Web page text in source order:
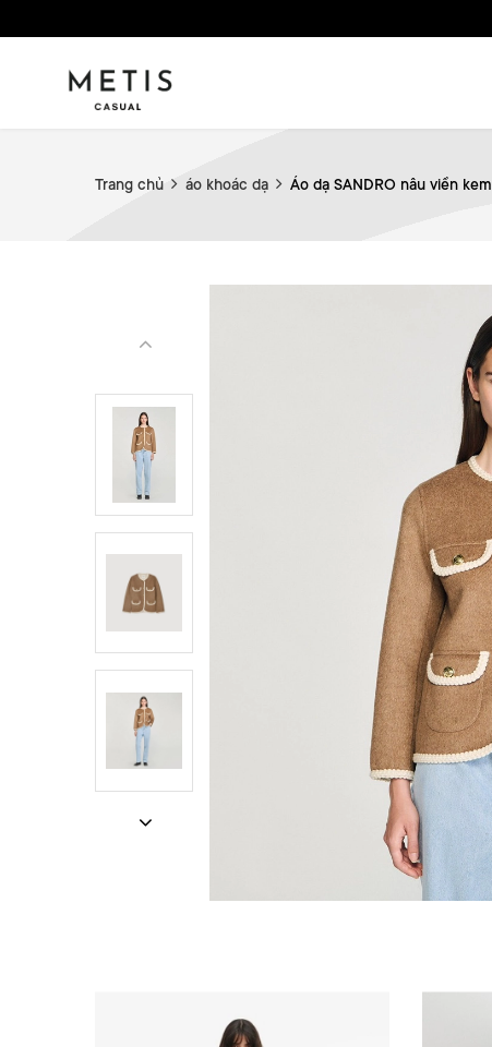
Trang chủ áo khoác dạ Áo dạ SANDRO nâu viền kem